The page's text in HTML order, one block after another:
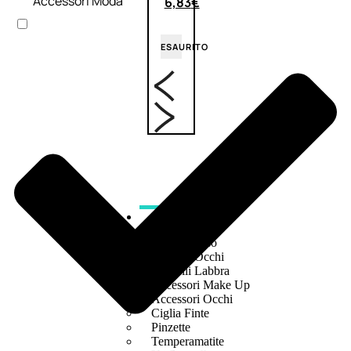
ESAURITO
ACCESSORI
Pennelli Viso
Pennelli Occhi
Pennelli Labbra
Accessori Make Up
Accessori Occhi
Ciglia Finte
Pinzette
Temperamatite